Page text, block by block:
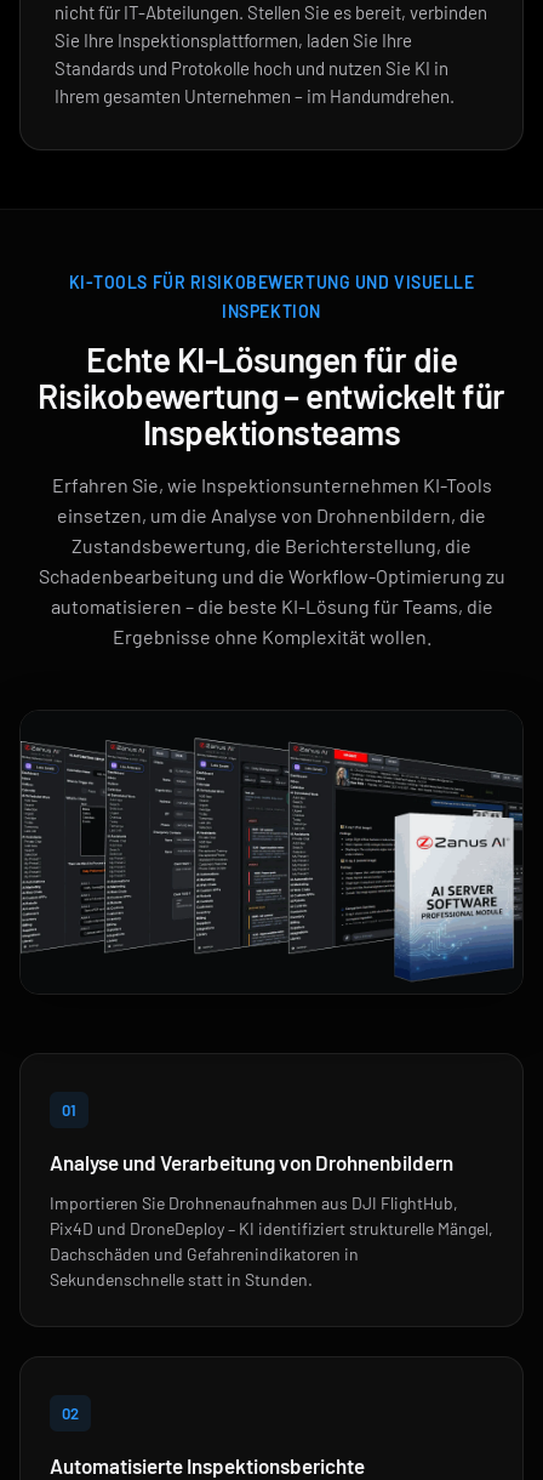
nicht für IT-Abteilungen. Stellen Sie es bereit, verbinden
Sie Ihre Inspektionsplattformen, laden Sie Ihre
Standards und Protokolle hoch und nutzen Sie KI in
Ihrem gesamten Unternehmen – im Handumdrehen.
KI-TOOLS FÜR RISIKOBEWERTUNG UND VISUELLE
INSPEKTION
Echte KI-Lösungen für die
Risikobewertung – entwickelt für
Inspektionsteams
Erfahren Sie, wie Inspektionsunternehmen KI-Tools
einsetzen, um die Analyse von Drohnenbildern, die
Zustandsbewertung, die Berichterstellung, die
Schadenbearbeitung und die Workflow-Optimierung zu
automatisieren – die beste KI-Lösung für Teams, die
Ergebnisse ohne Komplexität wollen.
01
Analyse und Verarbeitung von Drohnenbildern
Importieren Sie Drohnenaufnahmen aus DJI FlightHub,
Pix4D und DroneDeploy – KI identifiziert strukturelle Mängel,
Dachschäden und Gefahrenindikatoren in
Sekundenschnelle statt in Stunden.
02
Automatisierte Inspektionsberichte